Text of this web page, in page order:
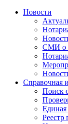
Новости
СМИ о
Справочная
Поиск
Реестр